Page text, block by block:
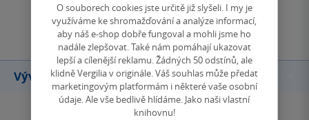
Přidat hodnocení
Vývoj ceny
O souborech cookies jste určitě již slyšeli. I my je
využíváme ke shromažďování a analýze informací,
aby náš e-shop dobře fungoval a mohli jsme ho
nadále zlepšovat. Také nám pomáhají ukazovat
lepší a cílenější reklamu. Žádných 50 odstínů, ale
klidně Vergilia v originále. Váš souhlas může předat
marketingovým platformám i některé vaše osobní
údaje. Ale vše bedlivě hlídáme. Jako naši vlastní
knihovnu!